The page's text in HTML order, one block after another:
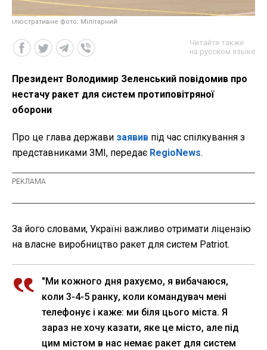
ілюстративне фото: Мілітарний
Читайте также
на русском языке
Президент Володимир Зеленський повідомив про
нестачу ракет для систем протиповітряної
оборони
Про це глава держави заявив під час спілкування з
представниками ЗМІ, передає RegioNews.
За його словами, Україні важливо отримати ліцензію
на власне виробництво ракет для систем Patriot.
"Ми кожного дня рахуємо, я вибачаюся,
коли 3-4-5 ранку, коли командувач мені
телефонує і каже: ми біля цього міста. Я
зараз не хочу казати, яке це місто, але під
цим містом в нас немає ракет для систем